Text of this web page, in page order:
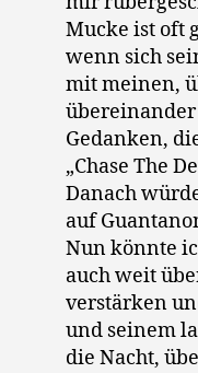
Mucke ist oft
wenn sich
mit meinen,
übereinander
Gedanken,
„Chase The
Danach
auf
Nun könnte
auch weit
verstärken
und seinem
die Nacht,